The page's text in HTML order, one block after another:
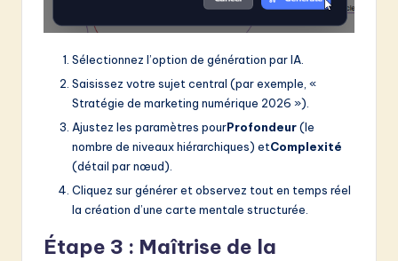
Sélectionnez l’option de génération par IA.
Saisissez votre sujet central (par exemple, «
Stratégie de marketing numérique 2026 »).
Ajustez les paramètres pourProfondeur(le
nombre de niveaux hiérarchiques) etComplexité
(détail par nœud).
Cliquez sur générer et observez tout en temps réel
la création d’une carte mentale structurée.
Étape 3 : Maîtrise de la